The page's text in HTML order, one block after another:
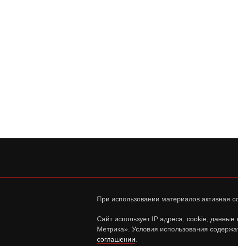
При использовании материалов активная
Сайт использует IP адреса, cookie, данные
Метрика». Условия использования
соглашении